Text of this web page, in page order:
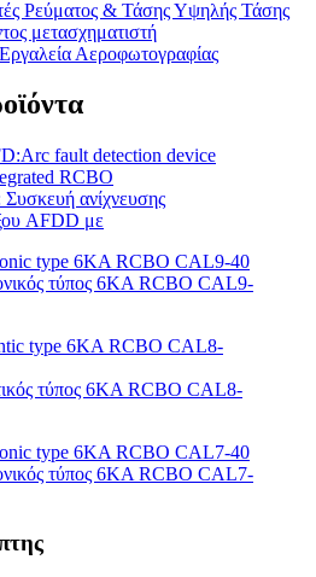
Ρεύματος & Τάσης Υψηλής Τάσης
μετασχηματιστή
Αεροφωτογραφίας
ανίχνευσης
AFDD με
τύπος 6KA RCBO CAL9-
τύπος 6KA RCBO CAL8-
τύπος 6KA RCBO CAL7-